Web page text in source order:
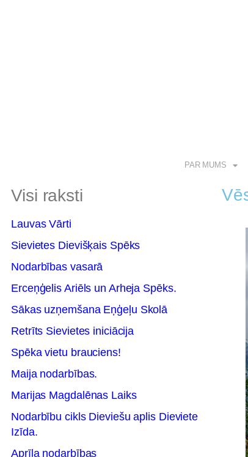
PAR MUMS
Visi raksti
Lauvas Vārti
Sievietes Dievišķais Spēks
Nodarbības vasarā
Erceņģelis Ariēls un Arheja Spēks.
Sākas uzņemšana Eņģeļu Skolā
Retrīts Sievietes iniciācija
Spēka vietu brauciens!
Maija nodarbības.
Marijas Magdalēnas Laiks
Nodarbību cikls Dieviešu aplis Dieviete
Izīda.
Aprīļa nodarbības